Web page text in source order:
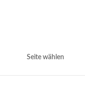
Seite wählen